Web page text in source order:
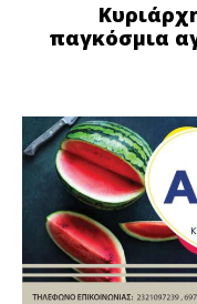
παγκόσμια